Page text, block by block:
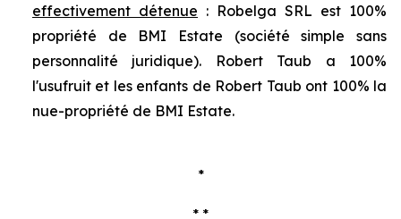
effectivement détenue : Robelga SRL est 100%
propriété de BMI Estate (société simple sans
personnalité juridique). Robert Taub a 100%
l'usufruit et les enfants de Robert Taub ont 100% la
nue-propriété de BMI Estate.
*
* *